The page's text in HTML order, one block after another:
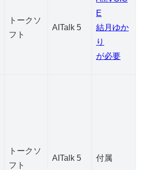
トークソ
フト
AITalk 5
E
結月ゆか
り
が必要
トークソ
フト
AITalk 5 付属